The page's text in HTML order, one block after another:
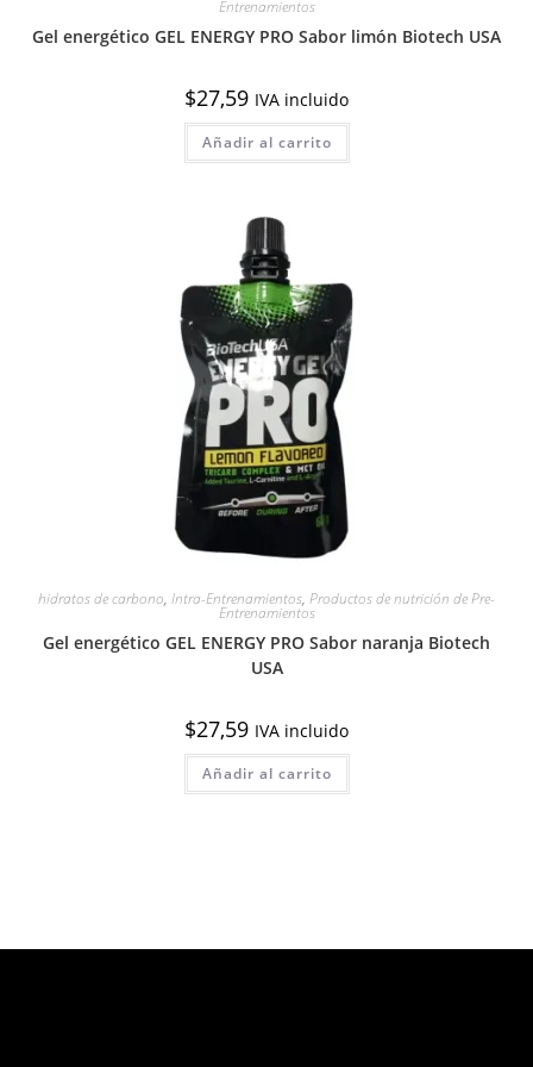
Entrenamientos
Gel energético GEL ENERGY PRO Sabor limón Biotech USA
$27,59 IVA incluido
Añadir al carrito
hidratos de carbono, Intra-Entrenamientos, Productos de nutrición de Pre-
Entrenamientos
Gel energético GEL ENERGY PRO Sabor naranja Biotech
USA
$27,59 IVA incluido
Añadir al carrito